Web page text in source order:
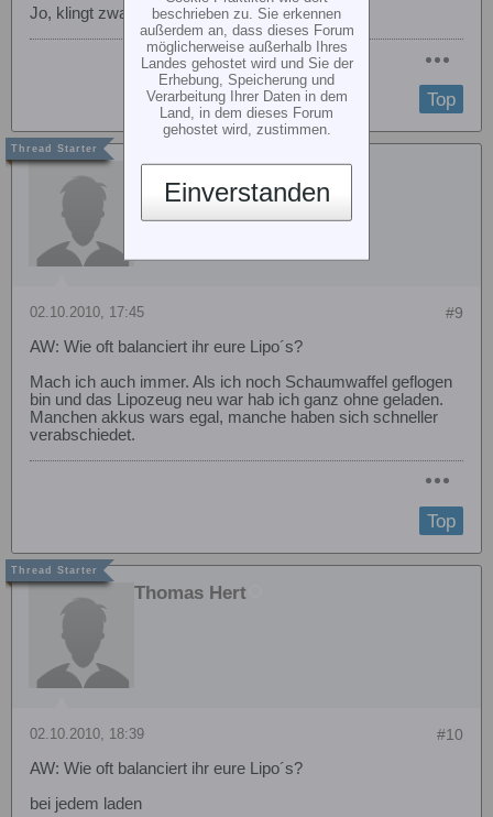
Jo, klingt zwar blöd, iss aber so.
Top
Knau
#9
02.10.2010, 17:45
AW: Wie oft balanciert ihr eure Lipo´s?
Mach ich auch immer. Als ich noch Schaumwaffel geflogen
bin und das Lipozeug neu war hab ich ganz ohne geladen.
Manchen akkus wars egal, manche haben sich schneller
verabschiedet.
Top
Thomas Hert
#10
02.10.2010, 18:39
AW: Wie oft balanciert ihr eure Lipo´s?
bei jedem laden
beschrieben zu. Sie erkennen
außerdem an, dass dieses Forum
möglicherweise außerhalb Ihres
Landes gehostet wird und Sie der
Erhebung, Speicherung und
Verarbeitung Ihrer Daten in dem
Land, in dem dieses Forum
gehostet wird, zustimmen.
Einverstanden